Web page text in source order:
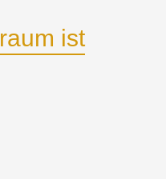
ist